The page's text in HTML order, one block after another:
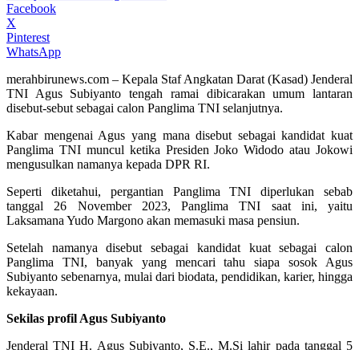
Facebook
X
Pinterest
WhatsApp
merahbirunews.com – Kepala Staf Angkatan Darat (Kasad) Jenderal
TNI Agus Subiyanto tengah ramai dibicarakan umum lantaran
disebut-sebut sebagai calon Panglima TNI selanjutnya.
Kabar mengenai Agus yang mana disebut sebagai kandidat kuat
Panglima TNI muncul ketika Presiden Joko Widodo atau Jokowi
mengusulkan namanya kepada DPR RI.
Seperti diketahui, pergantian Panglima TNI diperlukan sebab
tanggal 26 November 2023, Panglima TNI saat ini, yaitu
Laksamana Yudo Margono akan memasuki masa pensiun.
Setelah namanya disebut sebagai kandidat kuat sebagai calon
Panglima TNI, banyak yang mencari tahu siapa sosok Agus
Subiyanto sebenarnya, mulai dari biodata, pendidikan, karier, hingga
kekayaan.
Sekilas profil Agus Subiyanto
Jenderal TNI H. Agus Subiyanto, S.E., M.Si lahir pada tanggal 5